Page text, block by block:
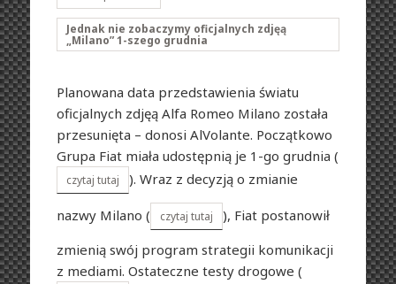
Jednak nie zobaczymy oficjalnych zdjęą
„Milano” 1-szego grudnia
Planowana data przedstawienia światu
oficjalnych zdjęą Alfa Romeo Milano została
przesunięta – donosi AlVolante. Początkowo
Grupa Fiat miała udostępnią je 1-go grudnia (
czytaj tutaj ). Wraz z decyzją o zmianie
nazwy Milano ( czytaj tutaj
), Fiat postanowił
zmienią swój program strategii komunikacji
z mediami. Ostateczne testy drogowe (